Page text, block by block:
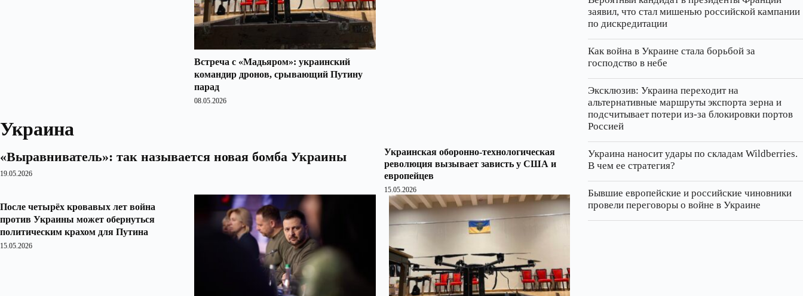
Встреча с «Мадьяром»: украинский
командир дронов, срывающий Путину
парад
08.05.2026
Украина
«Выравниватель»: так называется новая бомба Украины
19.05.2026
Украинская оборонно-технологическая
революция вызывает зависть у США и
европейцев
15.05.2026
После четырёх кровавых лет война
против Украины может обернуться
политическим крахом для Путина
15.05.2026
заявил, что стал мишенью российской кампании
по дискредитации
Как война в Украине стала борьбой за
господство в небе
Эксклюзив: Украина переходит на
альтернативные маршруты экспорта зерна и
подсчитывает потери из‑за блокировки портов
Россией
Украина наносит удары по складам Wildberries.
В чем ее стратегия?
Бывшие европейские и российские чиновники
провели переговоры о войне в Украине